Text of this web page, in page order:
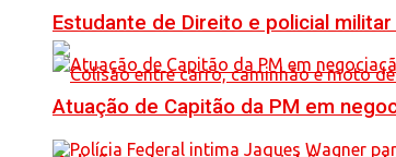
Estudante de Direito e policial
Atuação de Capitão da PM em